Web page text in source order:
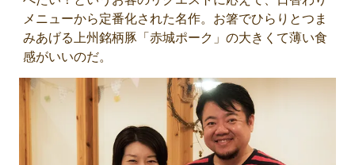
メニューから定番化された名作。お箸でひらりとつま
みあげる上州銘柄豚「赤城ポーク」の大きくて薄い食
感がいいのだ。